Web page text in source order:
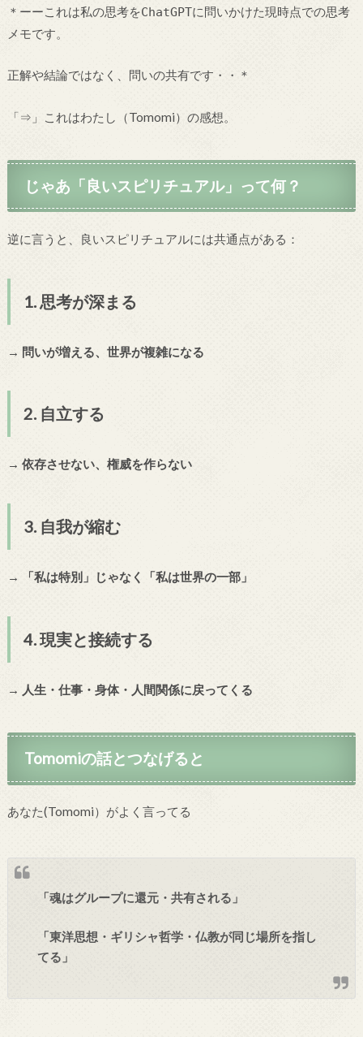
＊ーーこれは私の思考をChatGPTに問いかけた現時点での思考
メモです。
正解や結論ではなく、問いの共有です・・＊
「⇒」これはわたし（Tomomi）の感想。
じゃあ「良いスピリチュアル」って何？
逆に言うと、良いスピリチュアルには共通点がある：
1. 思考が深まる
→ 問いが増える、世界が複雑になる
2. 自立する
→ 依存させない、権威を作らない
3. 自我が縮む
→ 「私は特別」じゃなく「私は世界の一部」
4. 現実と接続する
→ 人生・仕事・身体・人間関係に戻ってくる
Tomomiの話とつなげると
あなた(Tomomi）がよく言ってる
「魂はグループに還元・共有される」
「東洋思想・ギリシャ哲学・仏教が同じ場所を指し
てる」